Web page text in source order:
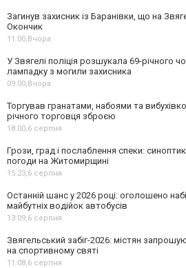
Загинув захисник із Баранівки, що на
Окончик
11:00,Вчора
У Звягелі поліція розшукала 69-річного
лампадку з могили захисника
09:00,Вчора
Торгував гранатами, набоями та
річного торговця зброєю
18:00,6 серпня
Грози, град і послаблення спеки:
погоди на Житомирщині
15:23,6 серпня
Останній шанс у 2026 році: оголошено
майбутніх водійок автобусів
13:09,6 серпня
Звягельський забіг-2026: містян
на спортивному святі
11:08,6 серпня